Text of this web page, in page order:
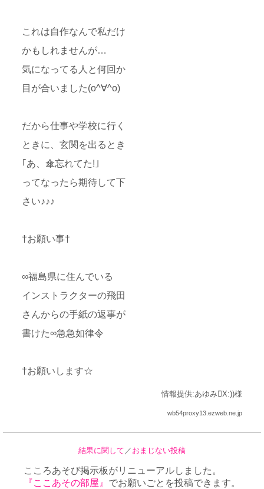
これは自作なんで私だけ
かもしれませんが…
気になってる人と何回か
目が合いました(o^∀^o)
だから仕事や学校に行く
ときに、玄関を出るとき
｢あ、傘忘れてた!｣
ってなったら期待して下
さい♪♪♪
†お願い事†
∞福島県に住んでいる
インストラクターの飛田
さんからの手紙の返事が
書けた∞急急如律令
†お願いします☆
情報提供:あゆみX:))様
wb54proxy13.ezweb.ne.jp
結果に関して ／ おまじない投稿
こころあそび掲示板がリニューアルしました。
『ここあその部屋』 でお願いごとを投稿できます。